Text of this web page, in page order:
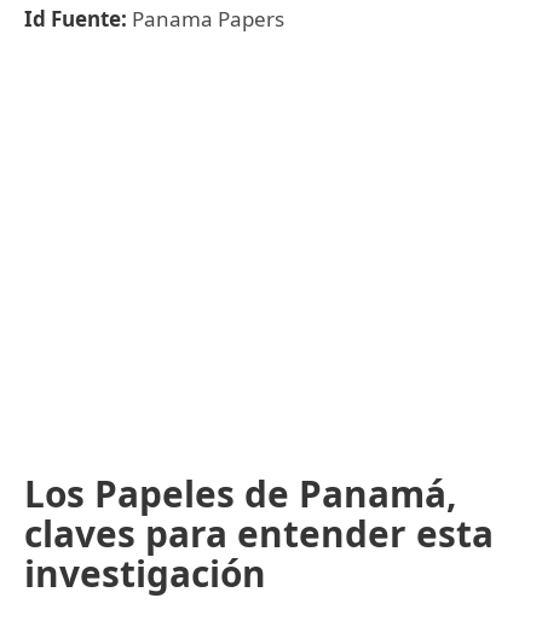
Id Fuente: Panama Papers
Los Papeles de Panamá,
claves para entender esta
investigación